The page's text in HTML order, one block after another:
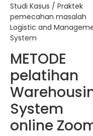
Studi Kasus / Praktek
pemecahan masalah
Logistic and
System
METODE
pelatihan
System
online